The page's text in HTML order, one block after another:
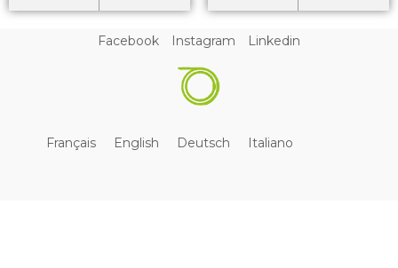
Français English Deutsch Italiano
Facebook Instagram Linkedin